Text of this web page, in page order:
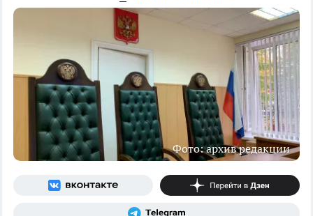
Фото: архив редакции